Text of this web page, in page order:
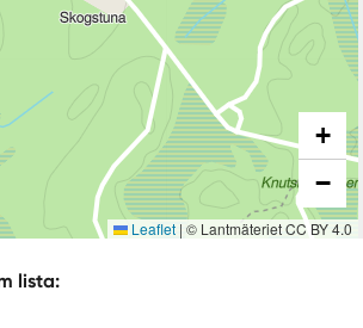
+
−
Leaflet | © Lantmäteriet CC BY 4.0
lista: